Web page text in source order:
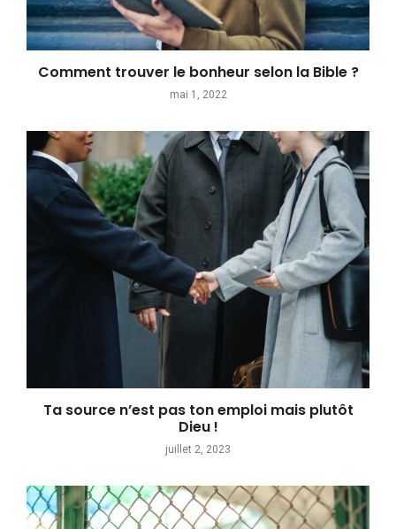
Comment trouver le bonheur selon la Bible ?
mai 1, 2022
Ta source n’est pas ton emploi mais plutôt
Dieu !
juillet 2, 2023